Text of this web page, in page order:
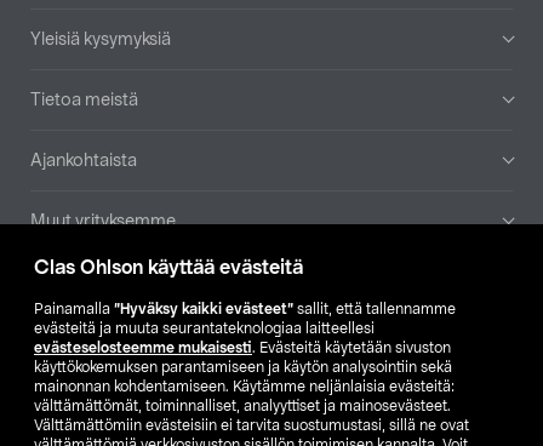
Clas Ohlson käyttää evästeitä
Painamalla ”Hyväksy kaikki evästeet” sallit, että tallennamme
evästeitä ja muuta seurantateknologiaa laitteellesi
evästeselosteemme mukaisesti. Evästeitä käytetään sivuston
käyttökokemuksen parantamiseen ja käytön analysointiin sekä
mainonnan kohdentamiseen. Käytämme neljänlaisia evästeitä:
välttämättömät, toiminnalliset, analyyttiset ja mainosevästeet.
Välttämättömiin evästeisiin ei tarvita suostumustasi, sillä ne ovat
Yleisiä kysymyksiä
Tietoa meistä
Ajankohtaista
Muut yrityksemme
Etsi myymälä
SE NO FI
FI SV